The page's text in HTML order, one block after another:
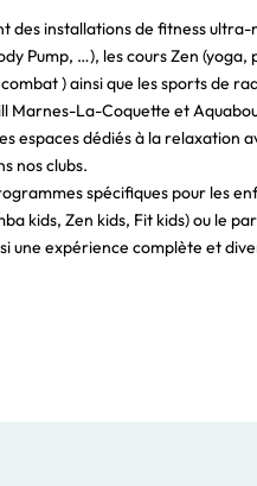
des installations de fitness
Pump, …), les cours Zen
) ainsi que les sports de
Marnes-La-Coquette et
espaces dédiés à la relaxation
nos clubs.
spécifiques pour les
kids, Zen kids, Fit kids) ou le
une expérience complète et